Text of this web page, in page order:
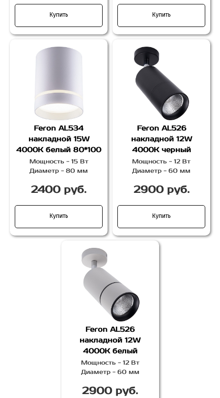
Купить Купить
Feron AL534
накладной 15W
4000K белый 80*100
Мощность - 15 Вт
Диаметр - 80 мм
2400 руб.
Купить
Feron AL526
накладной 12W
4000K черный
Мощность - 12 Вт
Диаметр - 60 мм
2900 руб.
Купить
Feron AL526
накладной 12W
4000K белый
Мощность - 12 Вт
Диаметр - 60 мм
2900 руб.